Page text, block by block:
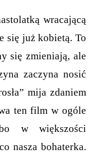
wracającą
się już kobietą. To
się zmieniają, ale
zaczyna nosić
mija zdaniem
ten film w ogóle
w większości
nasza bohaterka.